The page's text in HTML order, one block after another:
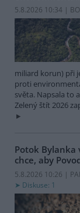
5.8.2026 10:34 |
miliard korun) při
proti
světa. Napsala to
Zelený štít 2026
Potok Bylanka
chce, aby
5.8.2026 10:26 |
Diskuse: 1